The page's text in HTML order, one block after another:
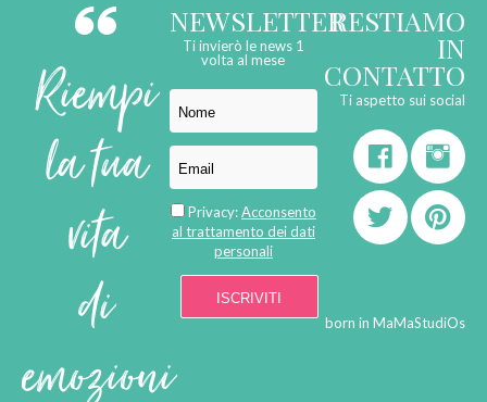
Riempi
la tua
vita
di
emozioni
NEWSLETTER
Ti invierò le news 1
volta al mese
Privacy:Acconsento
al trattamento dei dati
personali
RESTIAMO
IN
CONTATTO
Ti aspetto sui social
born in MaMaStudiOs